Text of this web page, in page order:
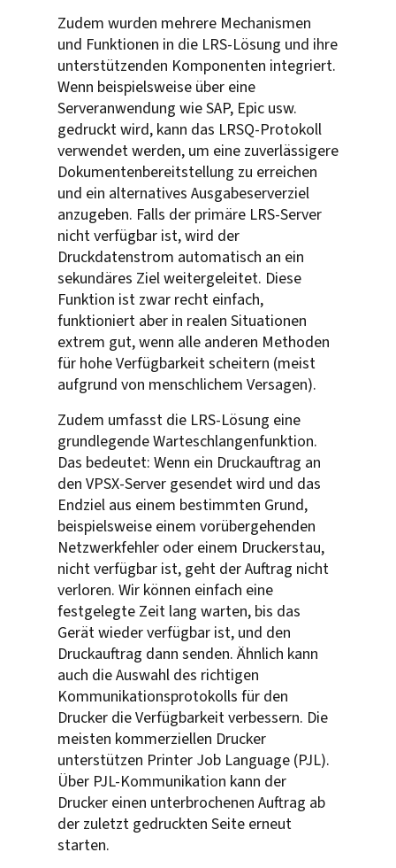
Zudem wurden mehrere Mechanismen
und Funktionen in die LRS-Lösung und ihre
unterstützenden Komponenten integriert.
Wenn beispielsweise über eine
Serveranwendung wie SAP, Epic usw.
gedruckt wird, kann das LRSQ-Protokoll
verwendet werden, um eine zuverlässigere
Dokumentenbereitstellung zu erreichen
und ein alternatives Ausgabeserverziel
anzugeben. Falls der primäre LRS-Server
nicht verfügbar ist, wird der
Druckdatenstrom automatisch an ein
sekundäres Ziel weitergeleitet. Diese
Funktion ist zwar recht einfach,
funktioniert aber in realen Situationen
extrem gut, wenn alle anderen Methoden
für hohe Verfügbarkeit scheitern (meist
aufgrund von menschlichem Versagen).
Zudem umfasst die LRS-Lösung eine
grundlegende Warteschlangenfunktion.
Das bedeutet: Wenn ein Druckauftrag an
den VPSX-Server gesendet wird und das
Endziel aus einem bestimmten Grund,
beispielsweise einem vorübergehenden
Netzwerkfehler oder einem Druckerstau,
nicht verfügbar ist, geht der Auftrag nicht
verloren. Wir können einfach eine
festgelegte Zeit lang warten, bis das
Gerät wieder verfügbar ist, und den
Druckauftrag dann senden. Ähnlich kann
auch die Auswahl des richtigen
Kommunikationsprotokolls für den
Drucker die Verfügbarkeit verbessern. Die
meisten kommerziellen Drucker
unterstützen Printer Job Language (PJL).
Über PJL-Kommunikation kann der
Drucker einen unterbrochenen Auftrag ab
der zuletzt gedruckten Seite erneut
starten.